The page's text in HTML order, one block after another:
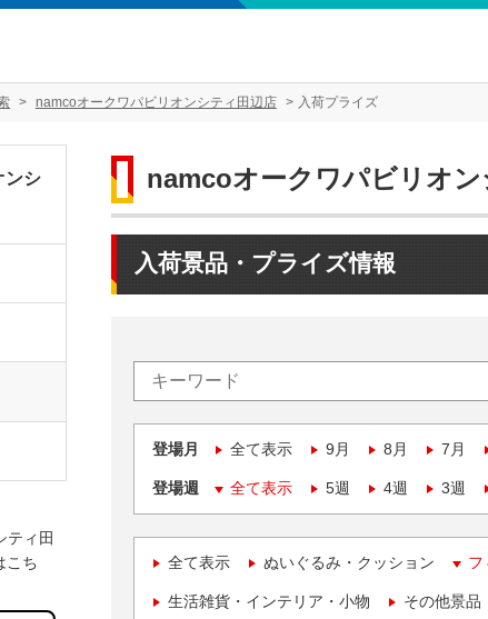
namcoオークワパビリオンシティ田辺店 入荷プライズ
namcoオークワパビリオ
入荷景品・プライズ情報
登場月 全て表示 9月 8月 7月
登場週 全て表示 5週 4週 3週
全て表示 ぬいぐるみ・クッション フ
生活雑貨・インテリア・小物 その他景品
ンシ
ティ田
こち